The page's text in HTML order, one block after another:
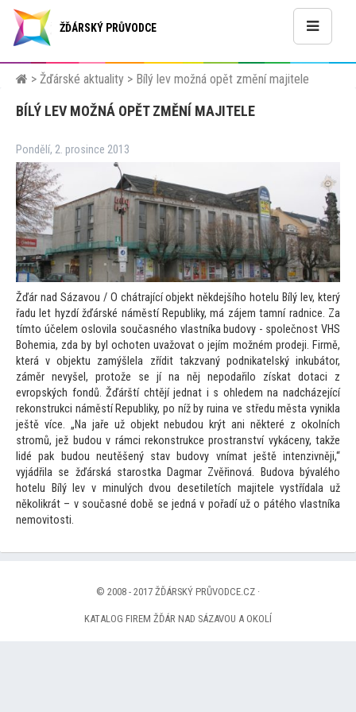
ŽĎÁRSKÝ PRŮVODCE
> Žďárské aktuality > Bílý lev možná opět změní majitele
BÍLÝ LEV MOŽNÁ OPĚT ZMĚNÍ MAJITELE
Pondělí, 2. prosince 2013
Žďár nad Sázavou / O chátrající objekt někdejšího hotelu Bílý lev, který
řadu let hyzdí žďárské náměstí Republiky, má zájem tamní radnice. Za
tímto účelem oslovila současného vlastníka budovy - společnost VHS
Bohemia, zda by byl ochoten uvažovat o jejím možném prodeji. Firmě,
která v objektu zamýšlela zřídit takzvaný podnikatelský inkubátor,
záměr nevyšel, protože se jí na něj nepodařilo získat dotaci z
evropských fondů. Žďárští chtějí jednat i s ohledem na nadcházející
rekonstrukci náměstí Republiky, po níž by ruina ve středu města vynikla
ještě více. „Na jaře už objekt nebudou krýt ani některé z okolních
stromů, jež budou v rámci rekonstrukce prostranství vykáceny, takže
lidé pak budou neutěšený stav budovy vnímat ještě intenzivněji,“
vyjádřila se žďárská starostka Dagmar Zvěřinová. Budova bývalého
hotelu Bílý lev v minulých dvou desetiletích majitele vystřídala už
několikrát – v současné době se jedná v pořadí už o pátého vlastníka
nemovitosti.
© 2008 - 2017 ŽĎÁRSKÝ PRŮVODCE.CZ ·
KATALOG FIREM ŽĎÁR NAD SÁZAVOU A OKOLÍ